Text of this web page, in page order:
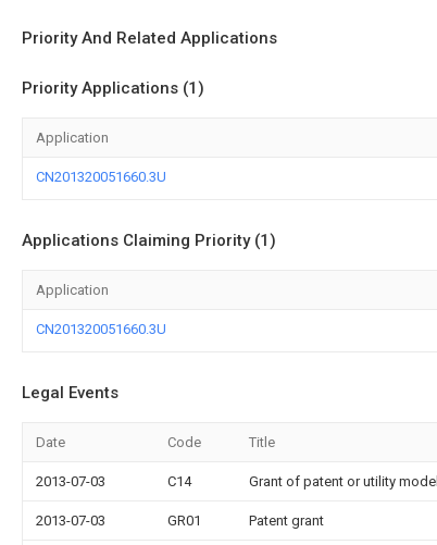
Priority And Related Applications
Priority Applications (1)
Application
CN201320051660.3U
Applications Claiming Priority (1)
Application
CN201320051660.3U
Legal Events
Date Code Title
2013-07-03 C14 Grant of patent or utility model
2013-07-03 GR01 Patent grant